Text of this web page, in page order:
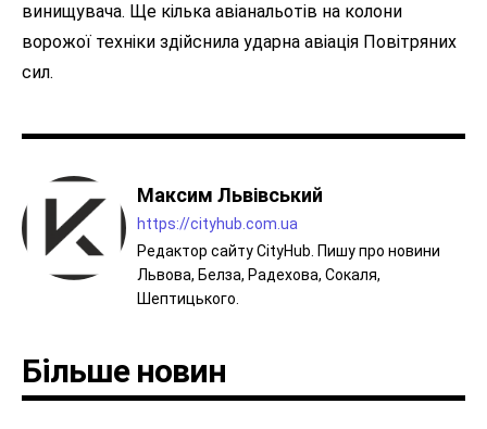
винищувача. Ще кілька авіанальотів на колони
ворожої техніки здійснила ударна авіація Повітряних
сил.
Максим Львівський
https://cityhub.com.ua
Редактор сайту CityHub. Пишу про новини
Львова, Белза, Радехова, Сокаля,
Шептицького.
Більше новин